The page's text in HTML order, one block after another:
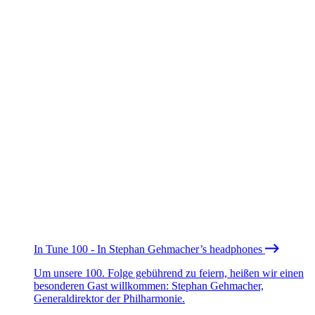
In Tune 100 - In Stephan Gehmacher’s headphones
Um unsere 100. Folge gebührend zu feiern, heißen wir einen
besonderen Gast willkommen: Stephan Gehmacher,
Generaldirektor der Philharmonie.